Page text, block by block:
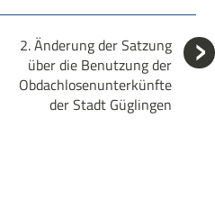
2. Änderung der Satzung
über die Benutzung der
Obdachlosenunterkünfte
der Stadt Güglingen